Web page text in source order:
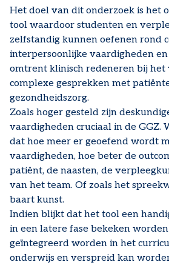
Het doel van dit onderzoek is het
tool waardoor studenten en
zelfstandig kunnen oefenen rond
interpersoonlijke vaardigheden
omtrent klinisch redeneren bij het
complexe gesprekken met
gezondheidszorg.
Zoals hoger gesteld zijn
vaardigheden cruciaal in de GGZ.
dat hoe meer er geoefend wordt
vaardigheden, hoe beter de
patiënt, de naasten, de
van het team. Of zoals het
baart kunst.
Indien blijkt dat het tool een
in een latere fase bekeken
geïntegreerd worden in het
onderwijs en verspreid kan